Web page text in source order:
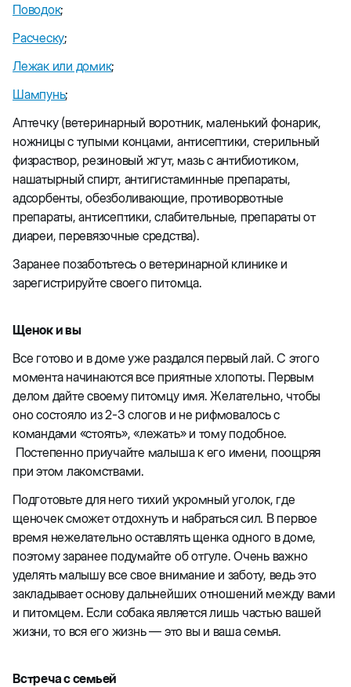
Поводок;
Расческу;
Лежак или домик;
Шампунь;
Аптечку (ветеринарный воротник, маленький фонарик,
ножницы с тупыми концами, антисептики, стерильный
физраствор, резиновый жгут, мазь с антибиотиком,
нашатырный спирт, антигистаминные препараты,
адсорбенты, обезболивающие, противорвотные
препараты, антисептики, слабительные, препараты от
диареи, перевязочные средства).
Заранее позаботьтесь о ветеринарной клинике и
зарегистрируйте своего питомца.
Щенок и вы
Все готово и в доме уже раздался первый лай. С этого
момента начинаются все приятные хлопоты. Первым
делом дайте своему питомцу имя. Желательно, чтобы
оно состояло из 2-3 слогов и не рифмовалось с
командами «стоять», «лежать» и тому подобное.
Постепенно приучайте малыша к его имени, поощряя
при этом лакомствами.
Подготовьте для него тихий укромный уголок, где
щеночек сможет отдохнуть и набраться сил. В первое
время нежелательно оставлять щенка одного в доме,
поэтому заранее подумайте об отгуле. Очень важно
уделять малышу все свое внимание и заботу, ведь это
закладывает основу дальнейших отношений между вами
и питомцем. Если собака является лишь частью вашей
жизни, то вся его жизнь — это вы и ваша семья.
Встреча с семьей